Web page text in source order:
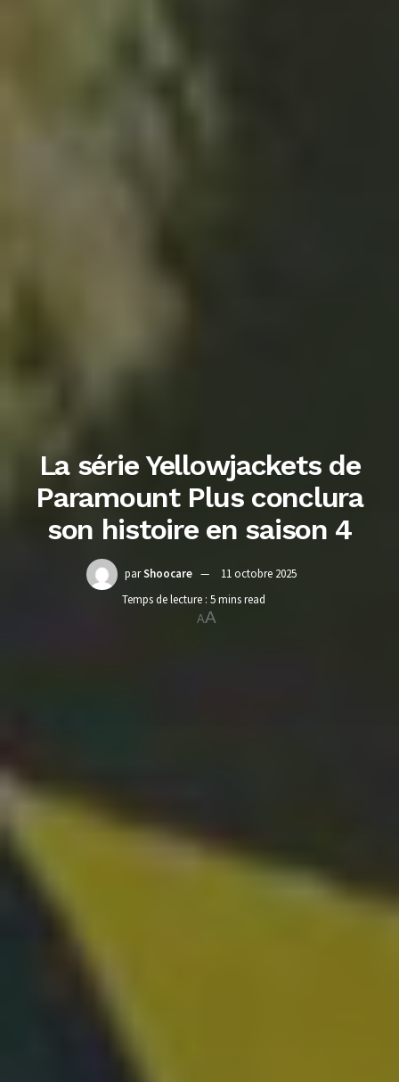
La série Yellowjackets de
Paramount Plus conclura
son histoire en saison 4
par Shoocare
11 octobre 2025
Temps de lecture : 5 mins read
AA